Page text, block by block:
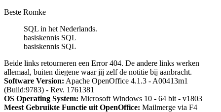
Beste Romke
SQL in het Nederlands.
basiskennis SQL
basiskennis SQL
Beide links retourneren een Error 404. De andere links werken
allemaal, buiten diegene waar jij zelf de notitie bij aanbracht.
Software Version: Apache OpenOffice 4.1.3 - A00413m1
(Build:9783) - Rev. 1761381
OS Operating System: Microsoft Windows 10 - 64 bit - v1803
Meest Gebruikte Functie uit OpenOffice: Mailmerge via F4